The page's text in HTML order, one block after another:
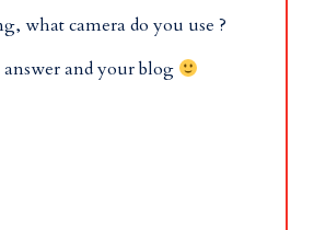
what camera do you use ?
and your blog